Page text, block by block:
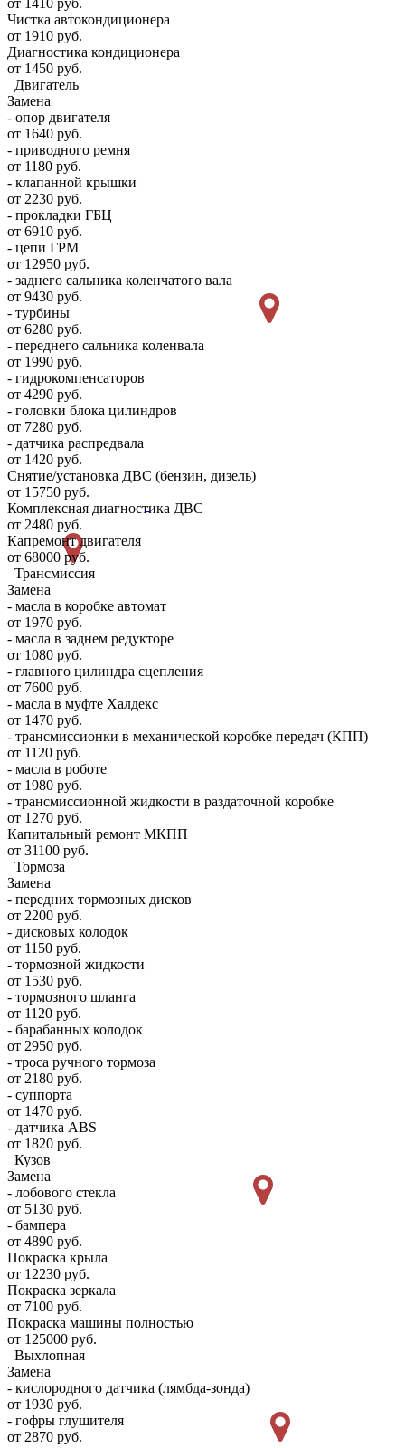
от 1410 руб.
Чистка автокондиционера
от 1910 руб.
Диагностика кондиционера
от 1450 руб.
Двигатель
Замена
- опор двигателя
от 1640 руб.
- приводного ремня
от 1180 руб.
- клапанной крышки
от 2230 руб.
- прокладки ГБЦ
от 6910 руб.
- цепи ГРМ
от 12950 руб.
- заднего сальника коленчатого вала
от 9430 руб.
- турбины
от 6280 руб.
- переднего сальника коленвала
от 1990 руб.
- гидрокомпенсаторов
от 4290 руб.
- головки блока цилиндров
от 7280 руб.
- датчика распредвала
от 1420 руб.
Снятие/установка ДВС (бензин, дизель)
от 15750 руб.
Комплексная диагностика ДВС
от 2480 руб.
Капремонт двигателя
от 68000 руб.
Трансмиссия
Замена
- масла в коробке автомат
от 1970 руб.
- масла в заднем редукторе
от 1080 руб.
- главного цилиндра сцепления
от 7600 руб.
- масла в муфте Халдекс
от 1470 руб.
- трансмиссионки в механической коробке передач (КПП)
от 1120 руб.
- масла в роботе
от 1980 руб.
- трансмиссионной жидкости в раздаточной коробке
от 1270 руб.
Капитальный ремонт МКПП
от 31100 руб.
Тормоза
Замена
- передних тормозных дисков
от 2200 руб.
- дисковых колодок
от 1150 руб.
- тормозной жидкости
от 1530 руб.
- тормозного шланга
от 1120 руб.
- барабанных колодок
от 2950 руб.
- троса ручного тормоза
от 2180 руб.
- суппорта
от 1470 руб.
- датчика ABS
от 1820 руб.
Кузов
Замена
- лобового стекла
от 5130 руб.
- бампера
от 4890 руб.
Покраска крыла
от 12230 руб.
Покраска зеркала
от 7100 руб.
Покраска машины полностью
от 125000 руб.
Выхлопная
Замена
- кислородного датчика (лямбда-зонда)
от 1930 руб.
- гофры глушителя
от 2870 руб.